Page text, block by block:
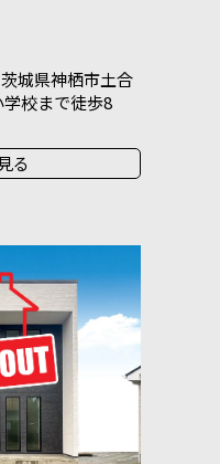
城県神栖市土合
校まで徒歩8
る